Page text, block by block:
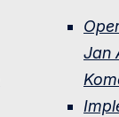
Jan